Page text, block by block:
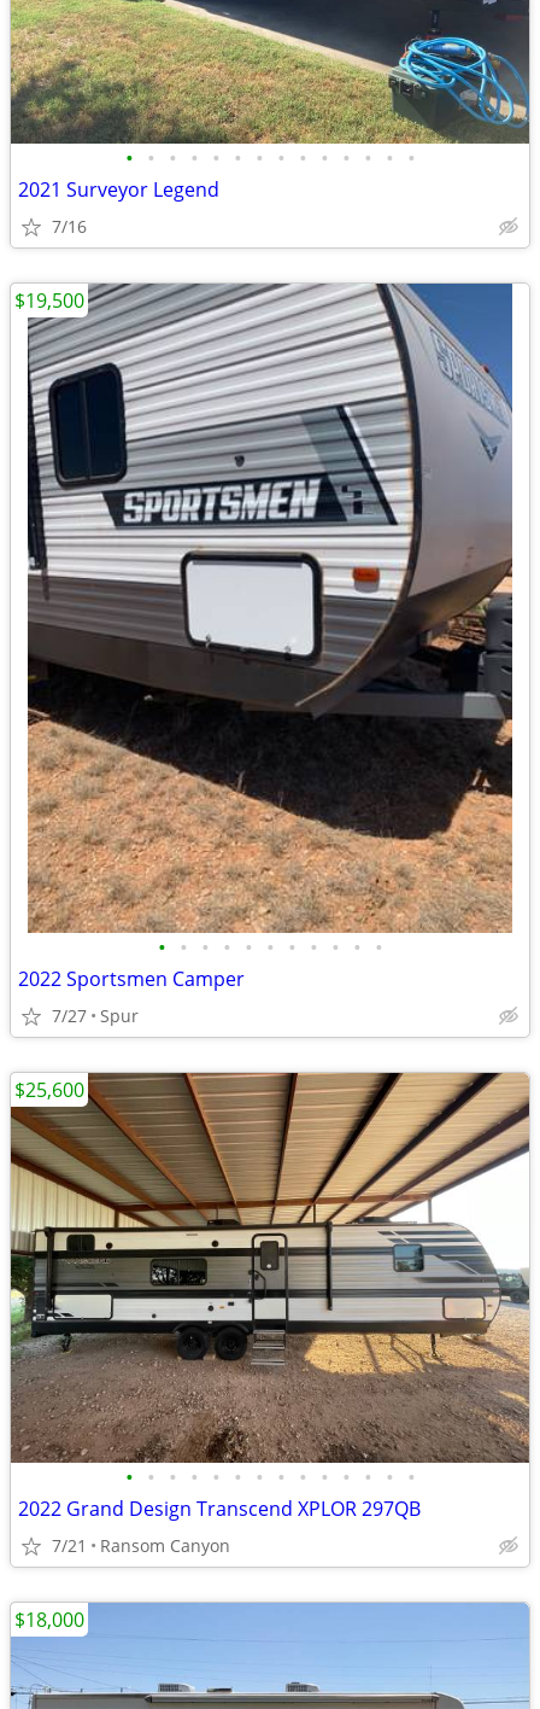
• • • • • • • • • • • • • •
2021 Surveyor Legend
7/16
• • • • • • • • • • •
2022 Sportsmen Camper
7/27 Spur
$19,500
• • • • • • • • • • • • • •
2022 Grand Design Transcend XPLOR 297QB
7/21 Ransom Canyon
$25,600
$18,000